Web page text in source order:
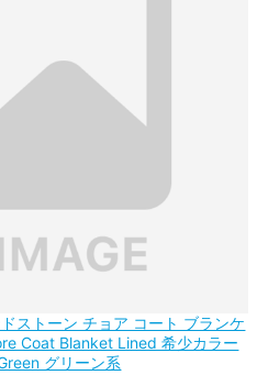
ドストーン チョア コート ブランケ
Coat Blanket Lined 希少カラー
グリーン系